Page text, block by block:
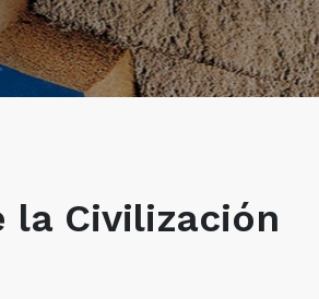
la Civilización